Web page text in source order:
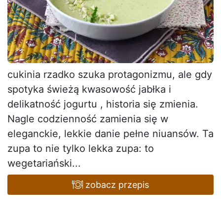
cukinia rzadko szuka protagonizmu, ale gdy
spotyka świeżą kwasowość jabłka i
delikatność jogurtu , historia się zmienia.
Nagle codzienność zamienia się w
eleganckie, lekkie danie pełne niuansów. Ta
zupa to nie tylko lekka zupa: to
wegetariański...
zobacz przepis